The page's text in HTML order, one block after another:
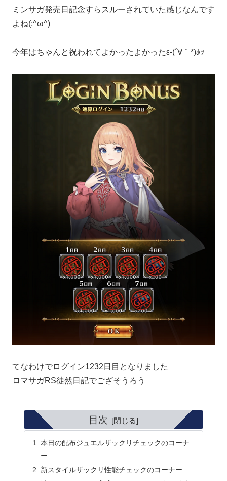
ミンサガ発売日記念すらスルーされていた感じなんです
よね(;^ω^)
今年はちゃんと祝われてよかったよかったε-(´∀｀*)ﾎｯ
てなわけでログイン1232日目となりました
ロマサガRS徒然日記でござそうろう
目次
本日の配布ジュエルザックリチェックのコーナ
ー
新スタイルザックリ性能チェックのコーナー